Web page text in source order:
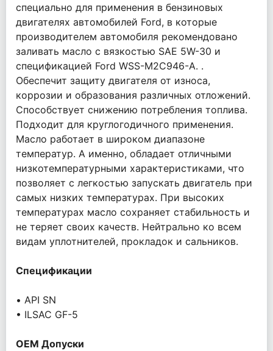
специально для применения в бензиновых
двигателях автомобилей Ford, в которые
производителем автомобиля рекомендовано
заливать масло с вязкостью SAE 5W-30 и
спецификацией Ford WSS-M2C946-A. .
Обеспечит защиту двигателя от износа,
коррозии и образования различных отложений.
Способствует снижению потребления топлива.
Подходит для круглогодичного применения.
Масло работает в широком диапазоне
температур. А именно, обладает отличными
низкотемпературными характеристиками, что
позволяет с легкостью запускать двигатель при
самых низких температурах. При высоких
температурах масло сохраняет стабильность и
не теряет своих качеств. Нейтрально ко всем
видам уплотнителей, прокладок и сальников.
Спецификации
• API SN
• ILSAC GF-5
OEM Допуски